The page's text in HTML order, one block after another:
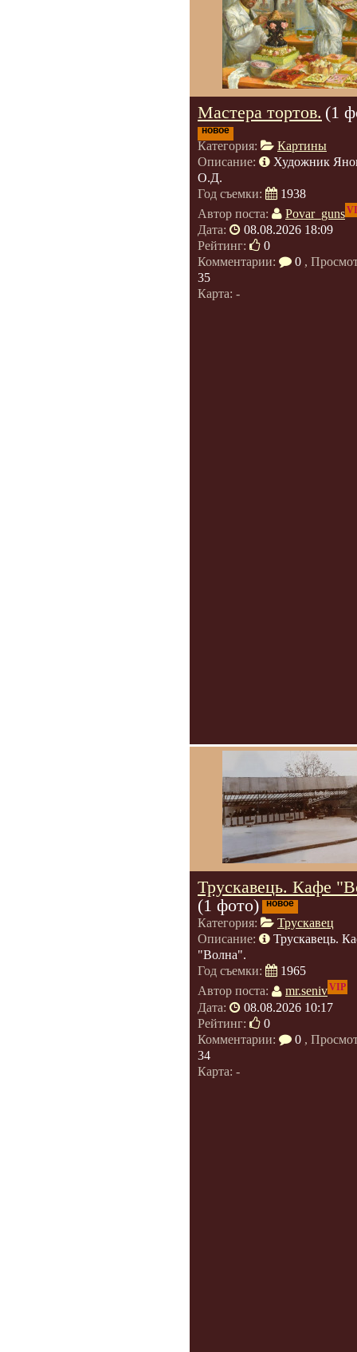
Мастера тортов. (1
новое
Категория:
Картины
Описание:
Художник
О.Д.
Год съемки:
1938
Автор поста:
Povar_guns
Дата:
08.08.2026 18:09
Рейтинг:
0
Комментарии:
0 ,
35
Карта: -
Трускавець. Кафе
(1 фото)
новое
Категория:
Трускавец
Описание:
Трускавець.
"Волна".
Год съемки:
1965
Автор поста:
mr.senivVIP
Дата:
08.08.2026 10:17
Рейтинг:
0
Комментарии:
0 ,
34
Карта: -